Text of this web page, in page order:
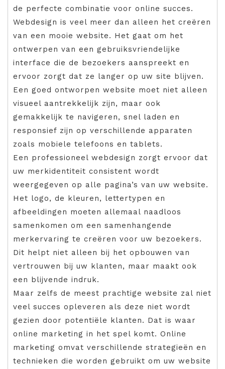
de perfecte combinatie voor online succes.
Webdesign is veel meer dan alleen het creëren
van een mooie website. Het gaat om het
ontwerpen van een gebruiksvriendelijke
interface die de bezoekers aanspreekt en
ervoor zorgt dat ze langer op uw site blijven.
Een goed ontworpen website moet niet alleen
visueel aantrekkelijk zijn, maar ook
gemakkelijk te navigeren, snel laden en
responsief zijn op verschillende apparaten
zoals mobiele telefoons en tablets.
Een professioneel webdesign zorgt ervoor dat
uw merkidentiteit consistent wordt
weergegeven op alle pagina’s van uw website.
Het logo, de kleuren, lettertypen en
afbeeldingen moeten allemaal naadloos
samenkomen om een samenhangende
merkervaring te creëren voor uw bezoekers.
Dit helpt niet alleen bij het opbouwen van
vertrouwen bij uw klanten, maar maakt ook
een blijvende indruk.
Maar zelfs de meest prachtige website zal niet
veel succes opleveren als deze niet wordt
gezien door potentiële klanten. Dat is waar
online marketing in het spel komt. Online
marketing omvat verschillende strategieën en
technieken die worden gebruikt om uw website